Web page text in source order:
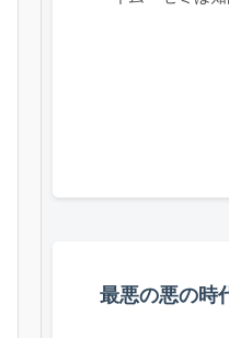
最悪の悪の時